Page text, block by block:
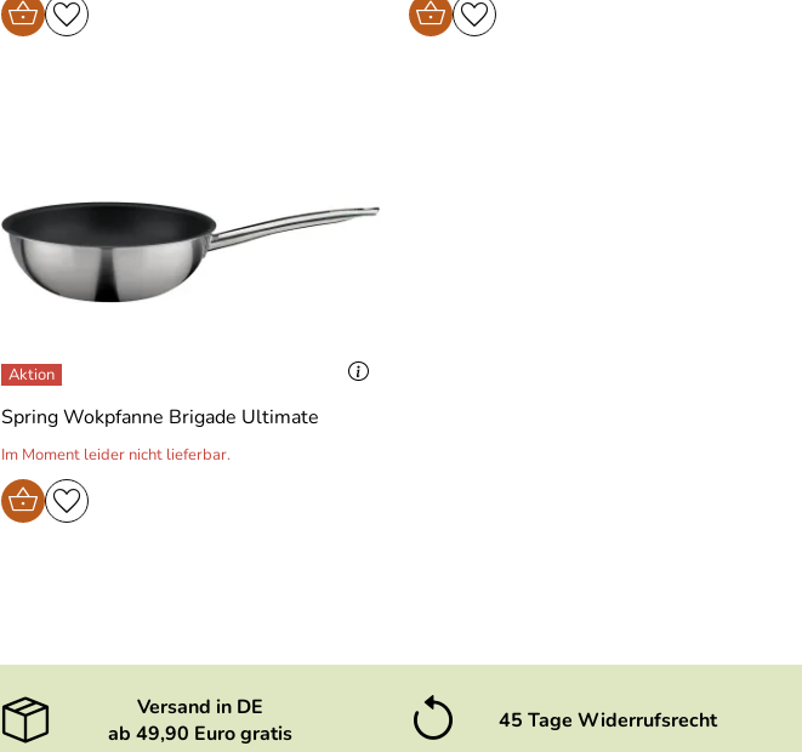
Spring Wokpfanne Brigade Ultimate
Im Moment leider nicht lieferbar.
Versand in DE
ab 49,90 Euro gratis
45 Tage Widerrufsrecht